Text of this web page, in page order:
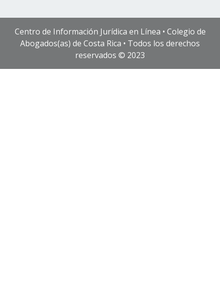
Centro de Información Jurídica en Línea • Colegio de
Abogados(as) de Costa Rica • Todos los derechos
reservados © 2023